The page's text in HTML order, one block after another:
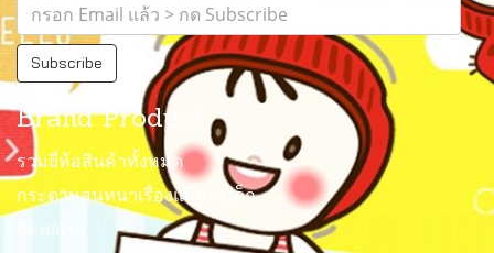
Subscribe
Brand Product
รวมยี่ห้อสินค้าทั้งหมด
กระดานสนทนาเรื่องแม่และเด็ก
ติดต่อเรา